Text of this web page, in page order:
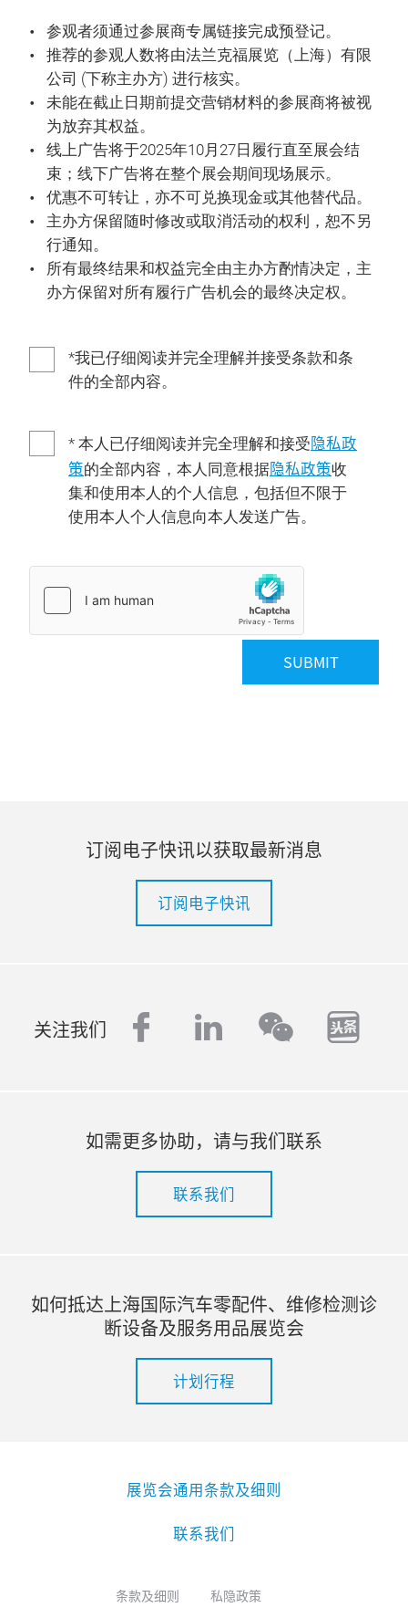
参观者须通过参展商专属链接完成预登记。
推荐的参观人数将由法兰克福展览（上海）有限
公司 (下称主办方) 进行核实。
未能在截止日期前提交营销材料的参展商将被视
为放弃其权益。
线上广告将于2025年10月 27日履行直至展会结
束；线下广告将在整个展会期间现场展示。
优惠不可转让，亦不可兑换现金或其他替代品。
主办方保留随时修改或取消活动的权利，恕不另
行通知。
所有最终结果和权益完全由主办方酌情决定，主
办方保留对所有履行广告机会的最终决定权。
*我已仔细阅读并完全理解并接受条款和条
件的全部内容。
* 本人已仔细阅读并完全理解和接受隐私政
策的全部内容，本人同意根据隐私政策收
集和使用本人的个人信息，包括但不限于
使用本人个人信息向本人发送广告。
SUBMIT
订阅电子快讯以获取最新消息
订阅电子快讯
关注我们 facebook
linkedinwechat
如需更多协助，请与我们联系
联系我们
如何抵达上海国际汽车零配件、维修检测诊
断设备及服务用品展览会
计划行程
展览会通用条款及细则
联系我们
条款及细则 私隐政策